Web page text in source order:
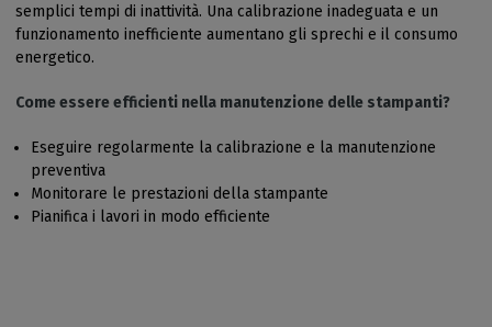
semplici tempi di inattività. Una calibrazione inadeguata e un
funzionamento inefficiente aumentano gli sprechi e il consumo
energetico.
Come essere efficienti nella manutenzione delle stampanti?
Eseguire regolarmente la calibrazione e la manutenzione
preventiva
Monitorare le prestazioni della stampante
Pianifica i lavori in modo efficiente